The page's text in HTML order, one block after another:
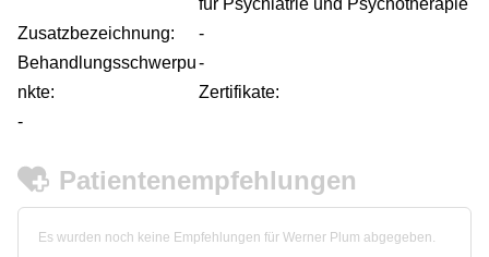
Zusatzbezeichnung:
-
Behandlungsschwerpu
nkte:
-
Zertifikate:
-
Patientenempfehlungen
Es wurden noch keine Empfehlungen für Werner Plum abgegeben.